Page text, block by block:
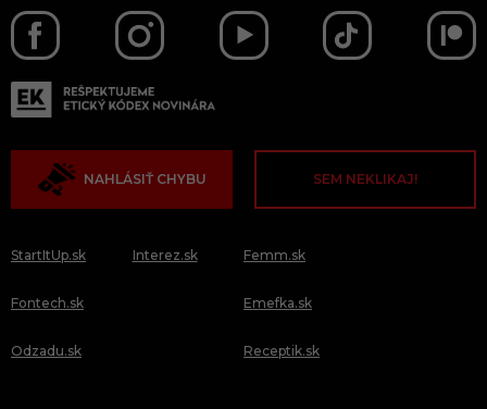
NAHLÁSIŤ CHYBU SEM NEKLIKAJ!
StartItUp.sk
Fontech.sk
Odzadu.sk
Interez.sk Femm.sk
Emefka.sk
Receptik.sk